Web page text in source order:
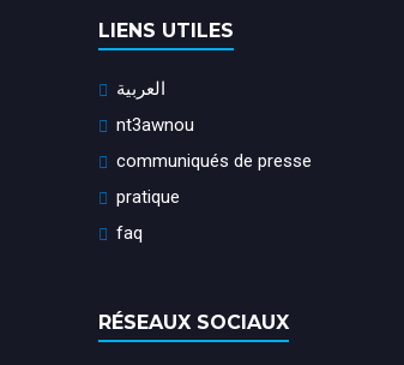
LIENS UTILES
العربية
nt3awnou
communiqués de presse
pratique
faq
RÉSEAUX SOCIAUX